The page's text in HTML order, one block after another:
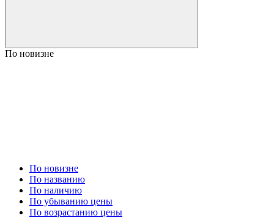
По новизне
По новизне
По названию
По наличию
По убыванию цены
По возрастанию цены